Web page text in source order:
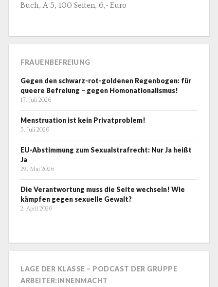
Buch, A 5, 100 Seiten, 6,- Euro
FRAUENBEFREIUNG
Gegen den schwarz-rot-goldenen Regenbogen: für
queere Befreiung – gegen Homonationalismus!
17. Juli 2026
Menstruation ist kein Privatproblem!
5. Juli 2026
EU-Abstimmung zum Sexualstrafrecht: Nur Ja heißt
Ja
29. Mai 2026
Die Verantwortung muss die Seite wechseln! Wie
kämpfen gegen sexuelle Gewalt?
2. April 2026
LAGE DER KLASSE – PODCAST DER GRUPPE
ARBEITER:INNENMACHT